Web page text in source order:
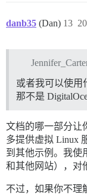
danb35 (Dan) 13
或者我可以使用
那不是
文档的哪一部分让
多提供虚拟 Linux
到其他示例。我使
和其他网站），对
不过，如果你不理